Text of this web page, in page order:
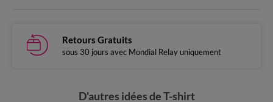
Retours Gratuits
sous 30 jours avec Mondial Relay uniquement
D'autres idées de T-shirt